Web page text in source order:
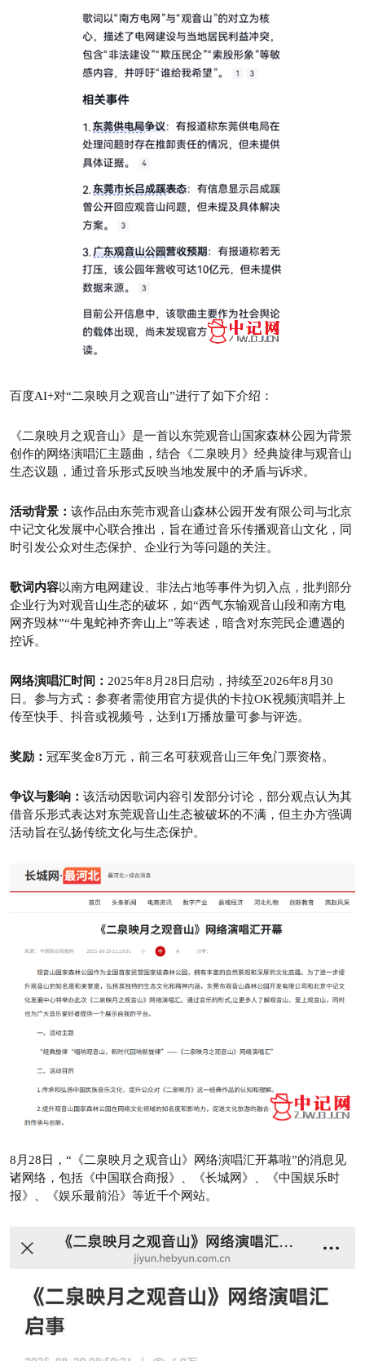
百度AI+对“二泉映月之观音山”进行了如下介绍：
《二泉映月之观音山》是一首以东莞观音山国家森林公园为背景
创作的网络演唱汇主题曲，结合《二泉映月》经典旋律与观音山
生态议题，通过音乐形式反映当地发展中的矛盾与诉求。
活动背景： 该作品由东莞市观音山森林公园开发有限公司与北京
中记文化发展中心联合推出，旨在通过音乐传播观音山文化，同
时引发公众对生态保护、企业行为等问题的关注。
歌词内容以南方电网建设、非法占地等事件为切入点，批判部分
企业行为对观音山生态的破坏，如“西气东输观音山段和南方电
网齐毁林”“牛鬼蛇神齐奔山上”等表述，暗含对东莞民企遭遇的
控诉。
网络演唱汇时间： 2025年8月28日启动，持续至2026年8月30
日。参与方式：参赛者需使用官方提供的卡拉OK视频演唱并上
传至快手、抖音或视频号，达到1万播放量可参与评选。
奖励： 冠军奖金8万元，前三名可获观音山三年免门票资格。
争议与影响： 该活动因歌词内容引发部分讨论，部分观点认为其
借音乐形式表达对东莞观音山生态被破坏的不满，但主办方强调
活动旨在弘扬传统文化与生态保护。
8月28日，“《二泉映月之观音山》网络演唱汇开幕啦”的消息见
诸网络，包括《中国联合商报》、《长城网》、《中国娱乐时
报》、《娱乐最前沿》等近千个网站。